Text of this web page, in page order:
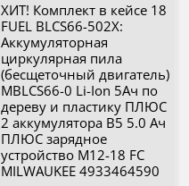
ХИТ! Комплект в кейсе 18
FUEL BLCS66-502X:
Аккумуляторная
циркулярная пила
(бесщеточный двигатель)
MBLCS66-0 Li-Ion 5Ач по
дереву и пластику ПЛЮС
2 аккумулятора B5 5.0 Ач
ПЛЮС зарядное
устройство M12-18 FC
MILWAUKEE 4933464590